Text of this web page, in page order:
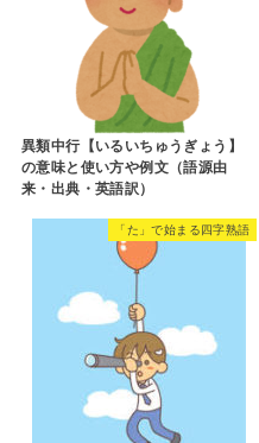
異類中行【いるいちゅうぎょう】
の意味と使い方や例文（語源由
来・出典・英語訳）
「た」で始まる四字熟語